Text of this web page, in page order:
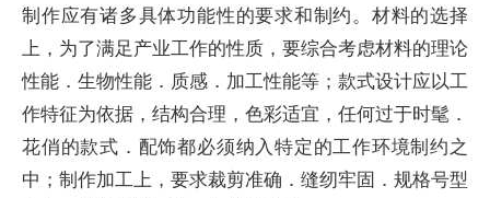
制作应有诸多具体功能性的要求和制约。材料的选择
上，为了满足产业工作的性质，要综合考虑材料的理论
性能．生物性能．质感．加工性能等；款式设计应以工
作特征为依据，结构合理，色彩适宜，任何过于时髦．
花俏的款式．配饰都必须纳入特定的工作环境制约之
中；制作加工上，要求裁剪准确．缝纫牢固．规格号型